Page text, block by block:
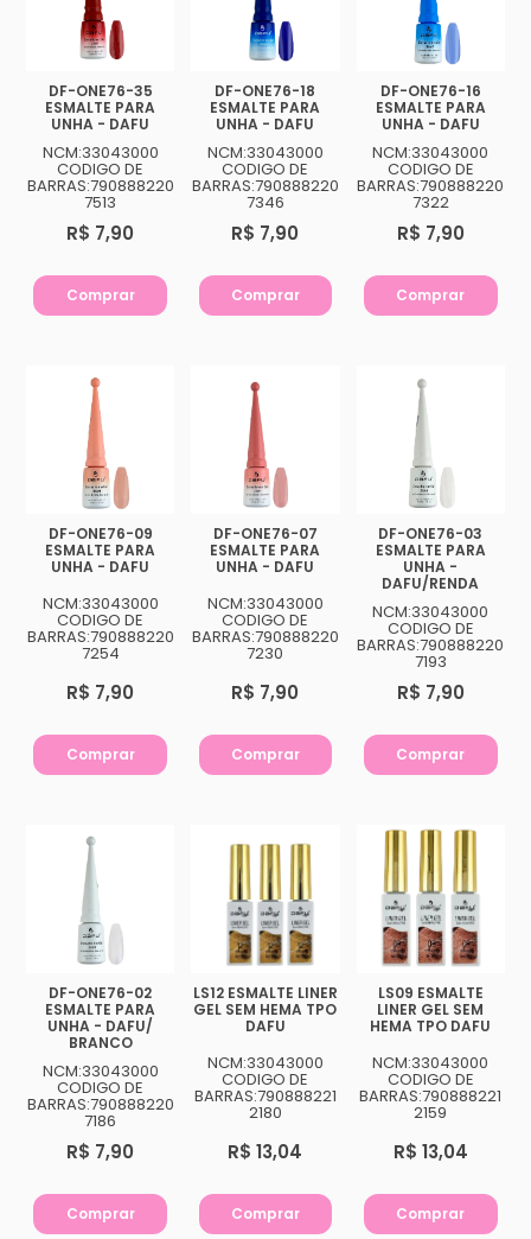
DF-ONE76-35
ESMALTE PARA
UNHA - DAFU
NCM:33043000
CODIGO DE
BARRAS:790888220
7513
R$ 7,90
Comprar
DF-ONE76-18
ESMALTE PARA
UNHA - DAFU
NCM:33043000
CODIGO DE
BARRAS:790888220
7346
R$ 7,90
Comprar
DF-ONE76-16
ESMALTE PARA
UNHA - DAFU
NCM:33043000
CODIGO DE
BARRAS:790888220
7322
R$ 7,90
Comprar
DF-ONE76-09
ESMALTE PARA
UNHA - DAFU
NCM:33043000
CODIGO DE
BARRAS:790888220
7254
R$ 7,90
Comprar
DF-ONE76-07
ESMALTE PARA
UNHA - DAFU
NCM:33043000
CODIGO DE
BARRAS:790888220
7230
R$ 7,90
Comprar
DF-ONE76-03
ESMALTE PARA
UNHA -
DAFU/RENDA
NCM:33043000
CODIGO DE
BARRAS:790888220
7193
R$ 7,90
Comprar
DF-ONE76-02
ESMALTE PARA
UNHA - DAFU/
BRANCO
NCM:33043000
CODIGO DE
BARRAS:790888220
7186
R$ 7,90
Comprar
LS12 ESMALTE LINER
GEL SEM HEMA TPO
DAFU
NCM:33043000
CODIGO DE
BARRAS:790888221
2180
R$ 13,04
Comprar
LS09 ESMALTE
LINER GEL SEM
HEMA TPO DAFU
NCM:33043000
CODIGO DE
BARRAS:790888221
2159
R$ 13,04
Comprar